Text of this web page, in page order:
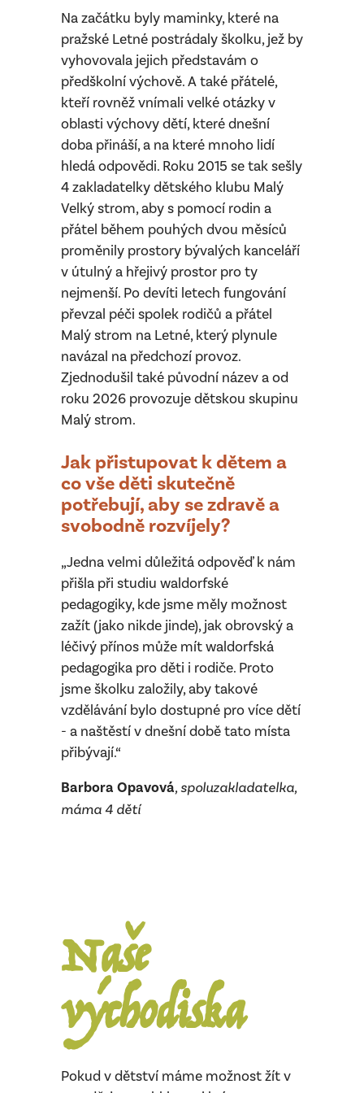
Na začátku byly maminky, které na
pražské Letné postrádaly školku, jež by
vyhovovala jejich představám o
předškolní výchově. A také přátelé,
kteří rovněž vnímali velké otázky v
oblasti výchovy dětí, které dnešní
doba přináší, a na které mnoho lidí
hledá odpovědi. Roku 2015 se tak sešly
4 zakladatelky dětského klubu Malý
Velký strom, aby s pomocí rodin a
přátel během pouhých dvou měsíců
proměnily prostory bývalých kanceláří
v útulný a hřejivý prostor pro ty
nejmenší. Po devíti letech fungování
převzal péči spolek rodičů a přátel
Malý strom na Letné, který plynule
navázal na předchozí provoz.
Zjednodušil také původní název a od
roku 2026 provozuje dětskou skupinu
Malý strom.
Jak přistupovat k dětem a
co vše děti skutečně
potřebují, aby se zdravě a
svobodně rozvíjely?
„Jedna velmi důležitá odpověď k nám
přišla při studiu waldorfské
pedagogiky, kde jsme měly možnost
zažít (jako nikde jinde), jak obrovský a
léčivý přínos může mít waldorfská
pedagogika pro děti i rodiče. Proto
jsme školku založily, aby takové
vzdělávání bylo dostupné pro více dětí
- a naštěstí v dnešní době tato místa
přibývají.“
Barbora Opavová, spoluzakladatelka,
máma 4 dětí
Naše
východiska
Pokud v dětství máme možnost žít v